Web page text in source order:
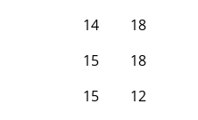
14
18
15
18
15
12